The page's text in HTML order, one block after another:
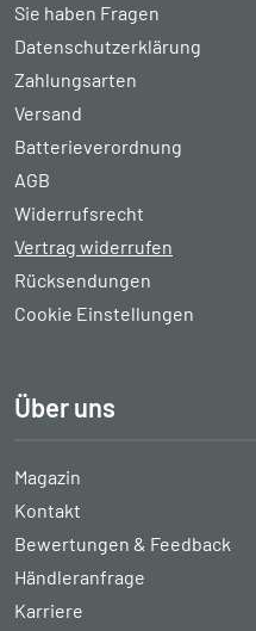
Sie haben Fragen
Datenschutzerklärung
Zahlungsarten
Versand
Batterieverordnung
AGB
Widerrufsrecht
Vertrag widerrufen
Rücksendungen
Cookie Einstellungen
Über uns
Magazin
Kontakt
Bewertungen & Feedback
Händleranfrage
Karriere